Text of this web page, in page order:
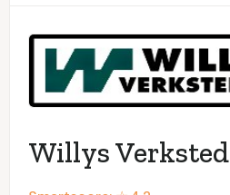
Willys Verksted